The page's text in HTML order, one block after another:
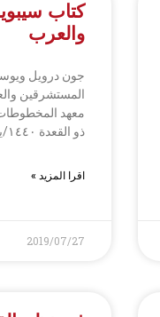
كتاب
والعرب
جون درويل
المستشرقين
ذو القعدة ١٤٤٠/يوليو ٢٠١٩، ٣٣ صفحة.
اقرا المزيد »
2019/07/27